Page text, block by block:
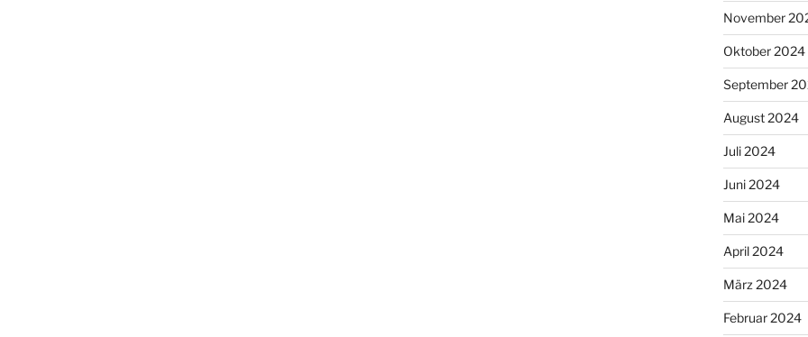
November
Oktober 2024
September
August 2024
Juli 2024
Juni 2024
Mai 2024
April 2024
März 2024
Februar 2024